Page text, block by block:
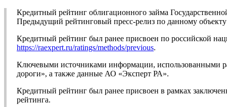
Кредитный рейтинг облигационного займа
Предыдущий рейтинговый пресс-релиз по данному
Кредитный рейтинг был ранее присвоен по российской
https://raexpert.ru/ratings/methods/previous.
Ключевыми источниками информации, использованными
дороги», а также данные АО «Эксперт РА».
Кредитный рейтинг был ранее присвоен в рамках
рейтинга.